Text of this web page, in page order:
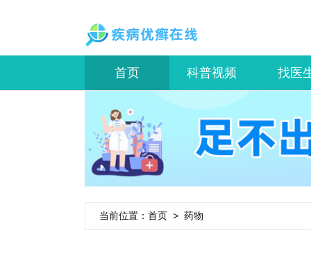
首页 科普视频 找医
当前位置： 首页 > 药物